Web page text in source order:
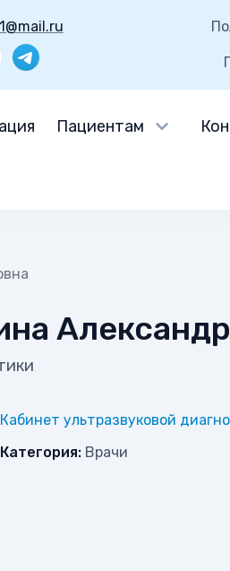
Пациентам
Кабинет ультразвуковой
Категория:Врачи